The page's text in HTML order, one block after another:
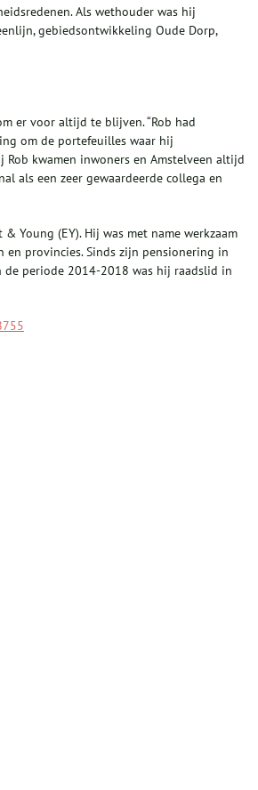
Als wethouder was hij
gebiedsontwikkeling Oude Dorp,
er voor altijd te blijven. “Rob had
om de portefeuilles waar hij
kwamen inwoners en Amstelveen altijd
als een zeer gewaardeerde collega en
Young (EY). Hij was met name werkzaam
en provincies. Sinds zijn pensionering in
de periode 2014-2018 was hij raadslid in